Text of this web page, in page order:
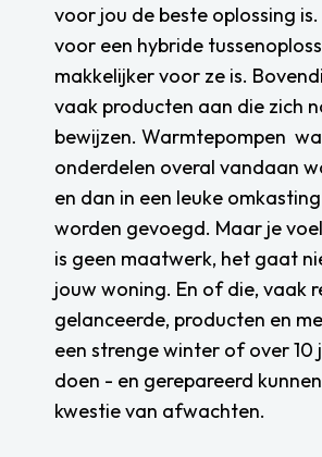
voor jou de beste oplossing
voor een hybride
makkelijker voor ze is.
vaak producten aan die zich
bewijzen. Warmtepompen
onderdelen overal vandaan
en dan in een leuke
worden gevoegd. Maar je
is geen maatwerk, het gaat
jouw woning. En of die, vaak
gelanceerde, producten en
een strenge winter of over 10
doen - en gerepareerd
kwestie van afwachten.